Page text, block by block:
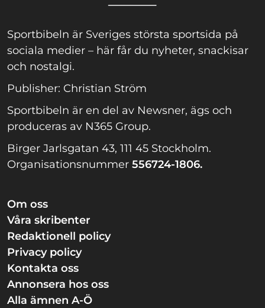
Sportbibeln är Sveriges största sportsida på
sociala medier – här får du nyheter, snackisar
och nostalgi.
Publisher: Christian Ström
Sportbibeln är en del av Newsner, ägs och
produceras av N365 Group.
Birger Jarlsgatan 43, 111 45 Stockholm.
Organisationsnummer 556724-1806.
Om oss
Våra skribenter
Redaktionell policy
Privacy policy
Kontakta oss
Annonsera hos oss
Alla ämnen A-Ö